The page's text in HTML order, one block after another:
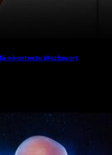
o kontextu (Rozhovor)